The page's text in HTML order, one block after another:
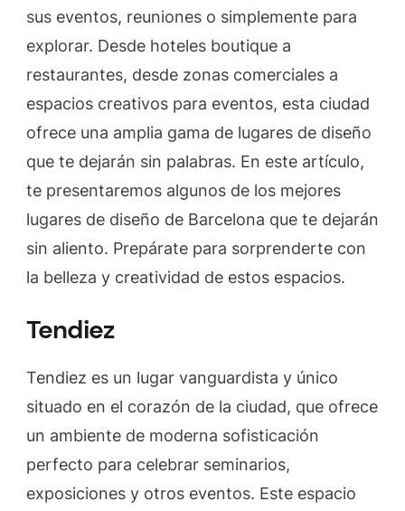
y
sus eventos, reuniones o simplemente para
explorar. Desde hoteles boutique a
restaurantes, desde zonas comerciales a
espacios creativos para eventos, esta ciudad
ofrece una amplia gama de lugares de diseño
que te dejarán sin palabras. En este artículo,
te presentaremos algunos de los mejores
lugares de diseño de Barcelona que te dejarán
sin aliento. Prepárate para sorprenderte con
la belleza y creatividad de estos espacios.
Tendiez
Tendiez es un lugar vanguardista y único
situado en el corazón de la ciudad, que ofrece
un ambiente de moderna sofisticación
perfecto para celebrar seminarios,
exposiciones y otros eventos. Este espacio